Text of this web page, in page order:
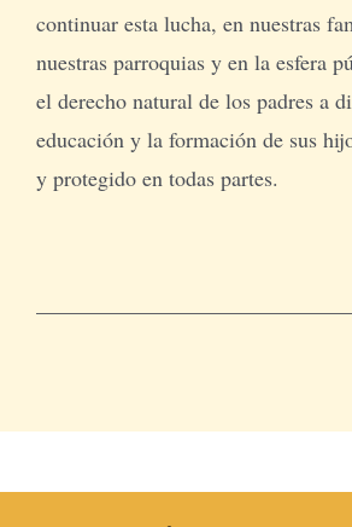
continuar esta lucha, en nuestras
nuestras parroquias y en la esfera
el derecho natural de los padres a
educación y la formación de sus
y protegido en todas partes.